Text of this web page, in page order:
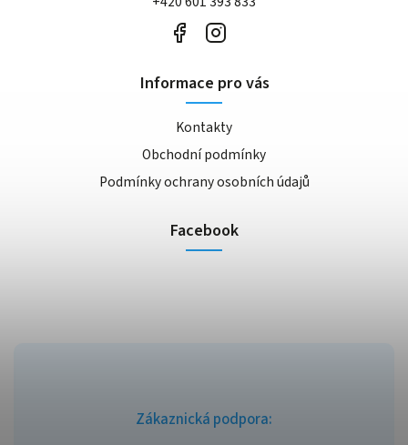
Zákaznická podpora:
Informace pro vás
Kontakty
Obchodní podmínky
Podmínky ochrany osobních údajů
Facebook